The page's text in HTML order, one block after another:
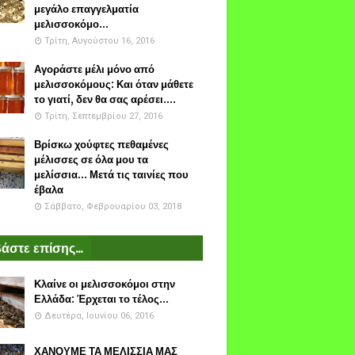
μεγάλο επαγγελματία
μελισσοκόμο...
Τρίτη, Αυγούστου 16, 2016
Αγοράστε μέλι μόνο από
μελισσοκόμους: Και όταν μάθετε
το γιατί, δεν θα σας αρέσει....
Τρίτη, Σεπτεμβρίου 27, 2016
Βρίσκω χούφτες πεθαμένες
μέλισσες σε όλα μου τα
μελίσσια... Μετά τις ταινίες που
έβαλα
Σάββατο, Φεβρουαρίου 03, 2018
επίσης...
Κλαίνε οι μελισσοκόμοι στην
Ελλάδα: Έρχεται το τέλος...
Δευτέρα, Ιουνίου 06, 2016
ΧΑΝΟΥΜΕ ΤΑ ΜΕΛΙΣΣΙΑ ΜΑΣ